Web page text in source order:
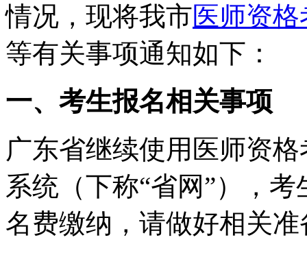
情况，现将我市医师资
等有关事项通知如下：
一、考生报名相关事项
广东省继续使用医师资
系统（下称“省网”），
名费缴纳，请做好相关